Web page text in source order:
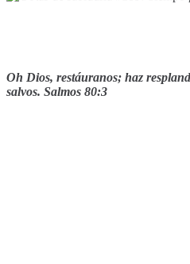
Oh Dios, restáuranos; haz
salvos. Salmos 80:3